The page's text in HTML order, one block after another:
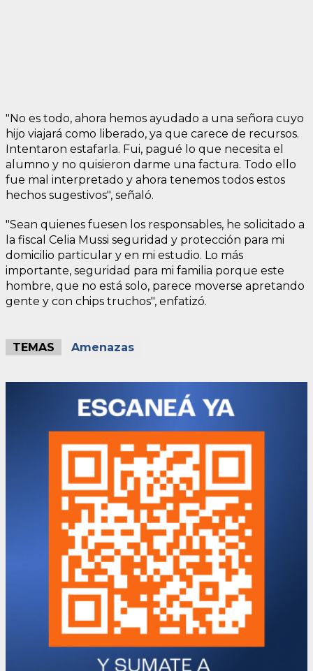
"No es todo, ahora hemos ayudado a una señora cuyo
hijo viajará como liberado, ya que carece de recursos.
Intentaron estafarla. Fui, pagué lo que necesita el
alumno y no quisieron darme una factura. Todo ello
fue mal interpretado y ahora tenemos todos estos
hechos sugestivos", señaló.
"Sean quienes fuesen los responsables, he solicitado a
la fiscal Celia Mussi seguridad y protección para mi
domicilio particular y en mi estudio. Lo más
importante, seguridad para mi familia porque este
hombre, que no está solo, parece moverse apretando
gente y con chips truchos", enfatizó.
TEMAS Amenazas